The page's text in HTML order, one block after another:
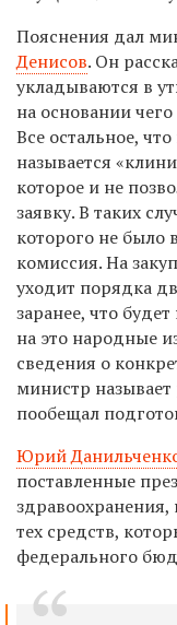
Пояснения дал
Денисов. Он
укладываются в
на основании
Все остальное,
называется
которое и не
заявку. В таких
которого не было
комиссия. На
уходит порядка
заранее, что
на это народные
сведения о
министр
пообещал
Юрий
поставленные
тех средств,
федерального